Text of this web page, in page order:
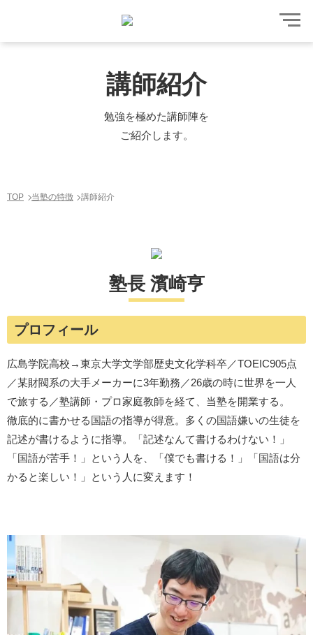
講師紹介
勉強を極めた講師陣を
ご紹介します。
TOP 当塾の特徴 講師紹介
塾長 濱崎亨
プロフィール
広島学院高校→東京大学文学部歴史文化学科卒／TOEIC905点
／某財閥系の大手メーカーに3年勤務／26歳の時に世界を一人
で旅する／塾講師・プロ家庭教師を経て、当塾を開業する。
徹底的に書かせる国語の指導が得意。多くの国語嫌いの生徒を
記述が書けるように指導。「記述なんて書けるわけない！」
「国語が苦手！」という人を、「僕でも書ける！」「国語は分
かると楽しい！」という人に変えます！